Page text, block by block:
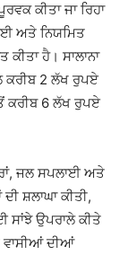
ਕੀਤਾ ਜਾ ਰਿਹਾ
ਅਤੇ ਨਿਯਮਿਤ
ਹੈ। ਸਾਲਾਨਾ
ਕਰੀਬ 2 ਲੱਖ ਰੁਪਏ
ਕਰੀਬ 6 ਲੱਖ ਰੁਪਏ
ਜਲ ਸਪਲਾਈ ਅਤੇ
ਸ਼ਲਾਘਾ ਕੀਤੀ,
ਸਾਂਝੇ ਉਪਰਾਲੇ ਕੀਤੇ
ਵਾਸੀਆਂ ਦੀਆਂ